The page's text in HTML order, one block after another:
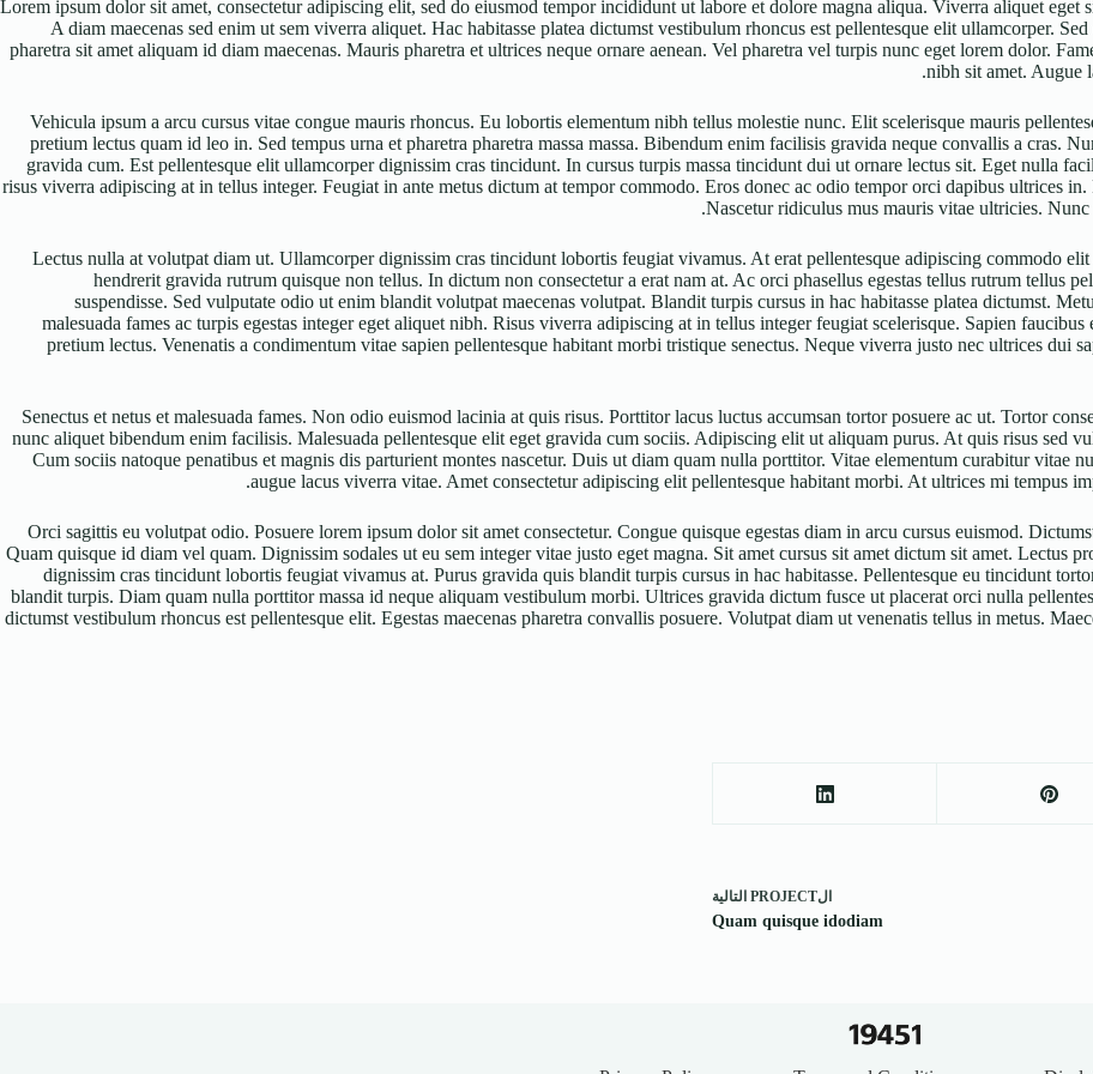
Lorem ipsum dolor sit amet, consectetur adipiscing elit, sed do eiusmod tempor incididunt ut labore et dolore magna aliqua. Viverra aliquet eget
A diam maecenas sed enim ut sem viverra aliquet. Hac habitasse platea dictumst vestibulum rhoncus est pellentesque elit ullamcorper.
pharetra sit amet aliquam id diam maecenas. Mauris pharetra et ultrices neque ornare aenean. Vel pharetra vel turpis nunc eget lorem dolor.
nibh sit amet. Augue
Vehicula ipsum a arcu cursus vitae congue mauris rhoncus. Eu lobortis elementum nibh tellus molestie nunc. Elit scelerisque mauris
pretium lectus quam id leo in. Sed tempus urna et pharetra pharetra massa massa. Bibendum enim facilisis gravida neque convallis a cras.
gravida cum. Est pellentesque elit ullamcorper dignissim cras tincidunt. In cursus turpis massa tincidunt dui ut ornare lectus sit. Eget nulla
risus viverra adipiscing at in tellus integer. Feugiat in ante metus dictum at tempor commodo. Eros donec ac odio tempor orci dapibus ultrices
Nascetur ridiculus mus mauris vitae ultricies.
Lectus nulla at volutpat diam ut. Ullamcorper dignissim cras tincidunt lobortis feugiat vivamus. At erat pellentesque adipiscing commodo
hendrerit gravida rutrum quisque non tellus. In dictum non consectetur a erat nam at. Ac orci phasellus egestas tellus rutrum tellus
suspendisse. Sed vulputate odio ut enim blandit volutpat maecenas volutpat. Blandit turpis cursus in hac habitasse platea dictumst.
malesuada fames ac turpis egestas integer eget aliquet nibh. Risus viverra adipiscing at in tellus integer feugiat scelerisque. Sapien
pretium lectus. Venenatis a condimentum vitae sapien pellentesque habitant morbi tristique senectus. Neque viverra justo nec ultrices dui
Senectus et netus et malesuada fames. Non odio euismod lacinia at quis risus. Porttitor lacus luctus accumsan tortor posuere ac ut. Tortor
nunc aliquet bibendum enim facilisis. Malesuada pellentesque elit eget gravida cum sociis. Adipiscing elit ut aliquam purus. At quis risus sed
Cum sociis natoque penatibus et magnis dis parturient montes nascetur. Duis ut diam quam nulla porttitor. Vitae elementum curabitur vitae
augue lacus viverra vitae. Amet consectetur adipiscing elit pellentesque habitant morbi. At ultrices mi tempus
Orci sagittis eu volutpat odio. Posuere lorem ipsum dolor sit amet consectetur. Congue quisque egestas diam in arcu cursus euismod.
Quam quisque id diam vel quam. Dignissim sodales ut eu sem integer vitae justo eget magna. Sit amet cursus sit amet dictum sit amet. Lectus
dignissim cras tincidunt lobortis feugiat vivamus at. Purus gravida quis blandit turpis cursus in hac habitasse. Pellentesque eu tincidunt
blandit turpis. Diam quam nulla porttitor massa id neque aliquam vestibulum morbi. Ultrices gravida dictum fusce ut placerat orci nulla
dictumst vestibulum rhoncus est pellentesque elit. Egestas maecenas pharetra convallis posuere. Volutpat diam ut venenatis tellus in metus.
الPROJECT التالية
Quam quisque idodiam